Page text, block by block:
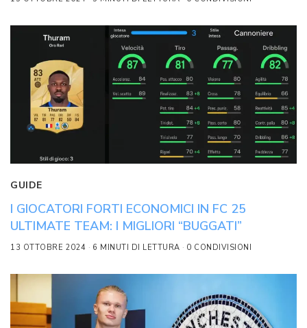
GUIDE
I GIOCATORI FORTI ECONOMICI IN FC 25
ULTIMATE TEAM: I MIGLIORI “BUGGATI”
13 OTTOBRE 2024 6 MINUTI DI LETTURA 0 CONDIVISIONI